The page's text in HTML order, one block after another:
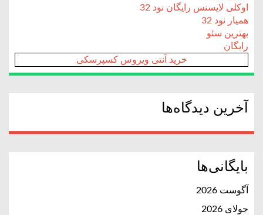
اوکلی لایسنس رایگان نود 32
همیار نود 32
بهترین سئو
رایگان
خرید آنتی ویروس کسپرسکی
آخرین دیدگاه‌ها
بایگانی‌ها
آگوست 2026
جولای 2026